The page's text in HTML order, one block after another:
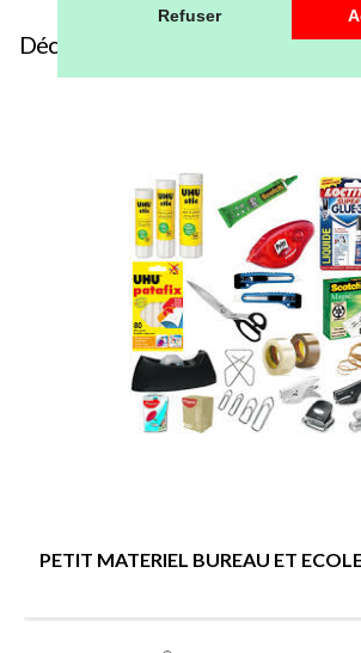
Refuser
Découvrez nos gammes de
PETIT MATERIEL BUREAU ET